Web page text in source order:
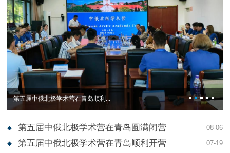
第五届中俄北极学术营在青岛顺利...
第五届中俄北极学术营在青岛圆满闭营 08-06
第五届中俄北极学术营在青岛顺利开营 07-19